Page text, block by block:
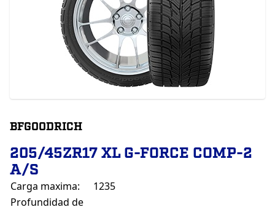
BFGOODRICH
205/45ZR17 XL G-FORCE COMP-2
A/S
Carga maxima:
1235
Profundidad de